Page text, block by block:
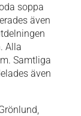
soppa
även
Alla
Samtliga
även